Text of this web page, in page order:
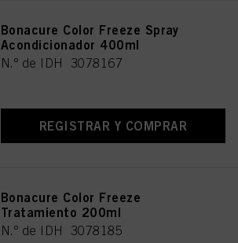
Bonacure Color Freeze Spray
Acondicionador 400ml
N.º de IDH 3078167
REGISTRAR Y COMPRAR
Bonacure Color Freeze
Tratamiento 200ml
N.º de IDH 3078185